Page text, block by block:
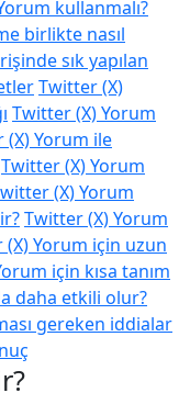
kullanmalı?
birlikte nasıl
sık yapılan
Twitter (X)
Twitter (X) Yorum
Yorum ile
Twitter (X) Yorum
(X) Yorum
Twitter (X) Yorum
Yorum için uzun
için kısa tanım
daha etkili olur?
gereken iddialar